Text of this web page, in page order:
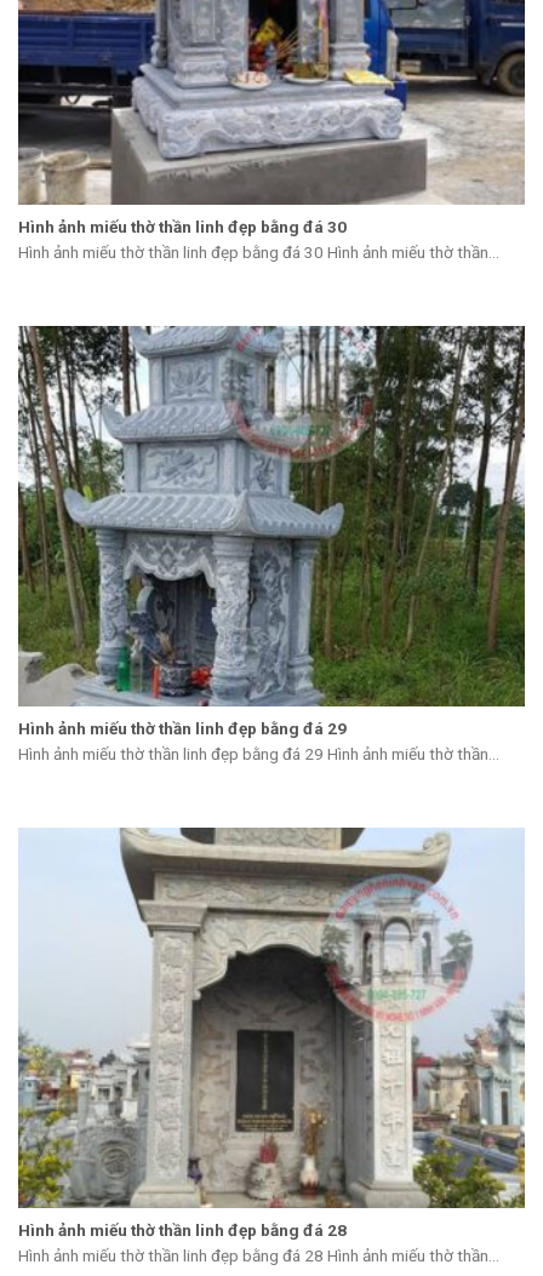
Hình ảnh miếu thờ thần linh đẹp bằng đá 30
Hình ảnh miếu thờ thần linh đẹp bằng đá 30 Hình ảnh miếu thờ thần...
Hình ảnh miếu thờ thần linh đẹp bằng đá 29
Hình ảnh miếu thờ thần linh đẹp bằng đá 29 Hình ảnh miếu thờ thần...
Hình ảnh miếu thờ thần linh đẹp bằng đá 28
Hình ảnh miếu thờ thần linh đẹp bằng đá 28 Hình ảnh miếu thờ thần...